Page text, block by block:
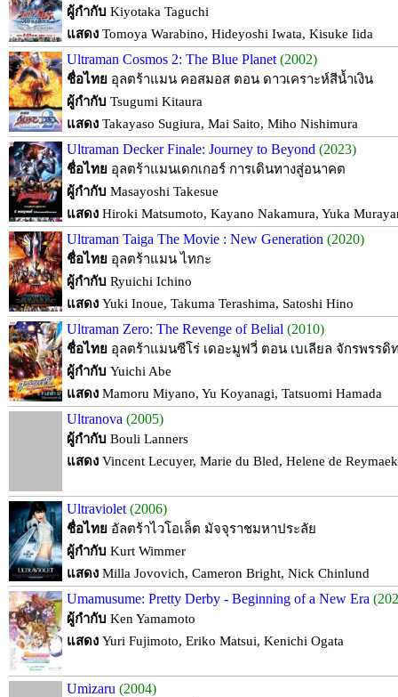
ผู้กำกับ Kiyotaka Taguchi
แสดง Tomoya Warabino, Hideyoshi Iwata, Kisuke Iida
Ultraman Cosmos 2: The Blue Planet (2002)
ชื่อไทย อุลตร้าแมน คอสมอส ตอน ดาวเคราะห์สีน้ำเงิน
ผู้กำกับ Tsugumi Kitaura
แสดง Takayaso Sugiura, Mai Saito, Miho Nishimura
Ultraman Decker Finale: Journey to Beyond (2023)
ชื่อไทย อุลตร้าแมนเดกเกอร์ การเดินทางสู่อนาคต
ผู้กำกับ Masayoshi Takesue
แสดง Hiroki Matsumoto, Kayano Nakamura, Yuka
Ultraman Taiga The Movie : New Generation (2020)
ชื่อไทย อุลตร้าแมน ไทกะ
ผู้กำกับ Ryuichi Ichino
แสดง Yuki Inoue, Takuma Terashima, Satoshi Hino
Ultraman Zero: The Revenge of Belial (2010)
ชื่อไทย อุลตร้าแมนซีโร่ เดอะมูฟวี่ ตอน เบเลียล จักรพรรดิ
ผู้กำกับ Yuichi Abe
แสดง Mamoru Miyano, Yu Koyanagi, Tatsuomi Hamada
Ultranova (2005)
ผู้กำกับ Bouli Lanners
แสดง Vincent Lecuyer, Marie du Bled, Helene de
Ultraviolet (2006)
ชื่อไทย อัลตร้าไวโอเล็ต มัจจุราชมหาประลัย
ผู้กำกับ Kurt Wimmer
แสดง Milla Jovovich, Cameron Bright, Nick Chinlund
Umamusume: Pretty Derby - Beginning of a New Era
ผู้กำกับ Ken Yamamoto
แสดง Yuri Fujimoto, Eriko Matsui, Kenichi Ogata
Umizaru (2004)